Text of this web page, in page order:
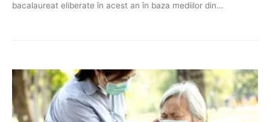
bacalaureat eliberate în acest an în baza mediilor din…